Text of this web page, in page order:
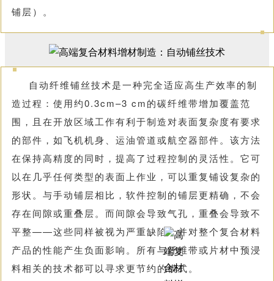
铺层）。
自动纤维铺丝技术是一种完全适应高生产效率的制
造过程：使用约0.3cm–3 cm的碳纤维带增加覆盖范
围，且在开放区域工作有利于制造对表面复杂度有要求
的部件，如飞机机身、运油管道或航空器部件。该方法
在保持高精度的同时，提高了过程控制的灵活性。它可
以在几乎任何类型的表面上作业，可以重复铺设复杂的
形状。与手动铺层相比，软件控制的铺层更精确，不会
存在间隙或重叠层。而间隙会导致气孔，重叠会导致不
平整——这些同样被视为严重缺陷，并对整个复合材料
产品的性能产生负面影响。所有与纤维带或片材中预浸
料相关的技术都可以寻求更节约的模式。